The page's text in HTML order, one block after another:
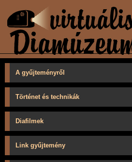
A gyűjteményről
Történet és technikák
Diafilmek
Link gyűjtemény